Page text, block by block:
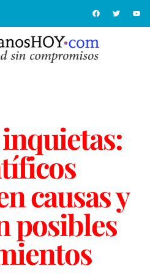
causas y
posibles